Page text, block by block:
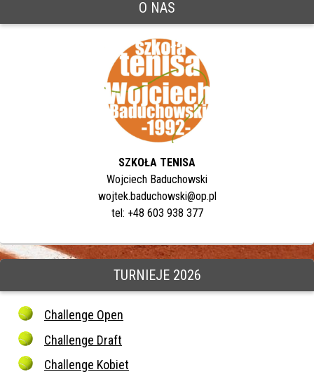
O NAS
SZKOŁA TENISA
Wojciech Baduchowski
wojtek.baduchowski@op.pl
tel: +48 603 938 377
TURNIEJE 2026
Challenge Open
Challenge Draft
Challenge Kobiet